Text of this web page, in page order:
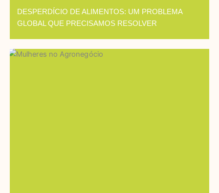
DESPERDÍCIO DE ALIMENTOS: UM PROBLEMA
GLOBAL QUE PRECISAMOS RESOLVER